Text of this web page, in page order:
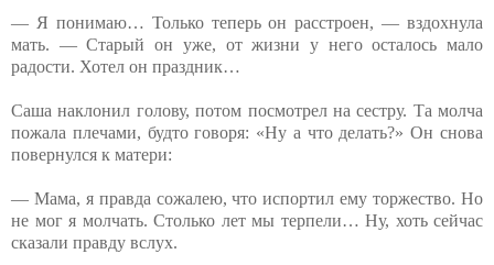
— Я понимаю… Только теперь он расстроен, — вздохнула
мать. — Старый он уже, от жизни у него осталось мало
радости. Хотел он праздник…
Саша наклонил голову, потом посмотрел на сестру. Та молча
пожала плечами, будто говоря: «Ну а что делать?» Он снова
повернулся к матери:
— Мама, я правда сожалею, что испортил ему торжество. Но
не мог я молчать. Столько лет мы терпели… Ну, хоть сейчас
сказали правду вслух.